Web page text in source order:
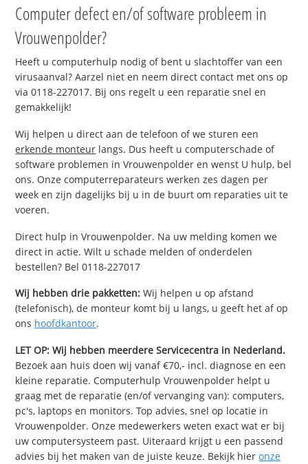
Computer defect en/of software probleem in
Vrouwenpolder?
Heeft u computerhulp nodig of bent u slachtoffer van een
virusaanval? Aarzel niet en neem direct contact met ons op
via 0118-227017. Bij ons regelt u een reparatie snel en
gemakkelijk!
Wij helpen u direct aan de telefoon of we sturen een
erkende monteur langs. Dus heeft u computerschade of
software problemen in Vrouwenpolder en wenst U hulp, bel
ons. Onze computerreparateurs werken zes dagen per
week en zijn dagelijks bij u in de buurt om reparaties uit te
voeren.
Direct hulp in Vrouwenpolder. Na uw melding komen we
direct in actie. Wilt u schade melden of onderdelen
bestellen? Bel 0118-227017
Wij hebben drie pakketten: Wij helpen u op afstand
(telefonisch), de monteur komt bij u langs, u geeft het af op
ons hoofdkantoor.
LET OP: Wij hebben meerdere Servicecentra in Nederland.
Bezoek aan huis doen wij vanaf €70,- incl. diagnose en een
kleine reparatie. Computerhulp Vrouwenpolder helpt u
graag met de reparatie (en/of vervanging van): computers,
pc's, laptops en monitors. Top advies, snel op locatie in
Vrouwenpolder. Onze medewerkers weten exact wat er bij
uw computersysteem past. Uiteraard krijgt u een passend
advies bij het maken van de juiste keuze. Bekijk hieronze